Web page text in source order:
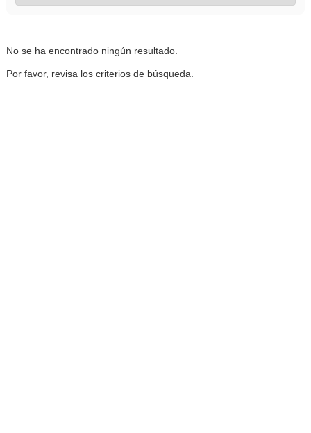
No se ha encontrado ningún resultado.
Por favor, revisa los criterios de búsqueda.